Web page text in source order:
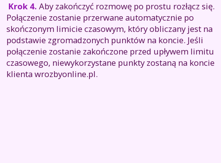
Krok 4. Aby zakończyć rozmowę po prostu rozłącz się.
Połączenie zostanie przerwane automatycznie po
skończonym limicie czasowym, który obliczany jest na
podstawie zgromadzonych punktów na koncie. Jeśli
połączenie zostanie zakończone przed upływem limitu
czasowego, niewykorzystane punkty zostaną na koncie
klienta wrozbyonline.pl.